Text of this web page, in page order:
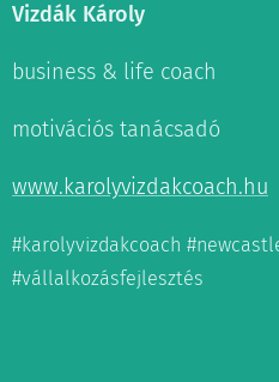
Vizdák Károly
business & life coach
motivációs tanácsadó
www.karolyvizdakcoach.hu
#karolyvizdakcoach
#vállalkozásfejlesztés